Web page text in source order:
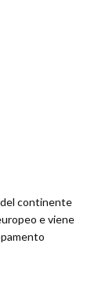
del continente
e viene